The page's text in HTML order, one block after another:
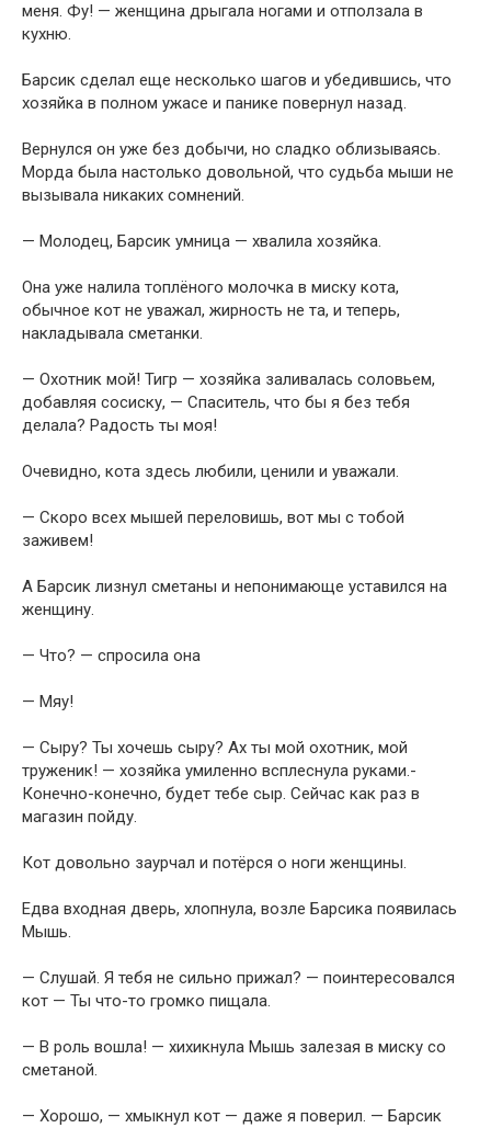
меня. Фу! — женщина дрыгала ногами и отползала в
кухню.
Барсик сделал еще несколько шагов и убедившись, что
хозяйка в полном ужасе и панике повернул назад.
Вернулся он уже без добычи, но сладко облизываясь.
Морда была настолько довольной, что судьба мыши не
вызывала никаких сомнений.
— Молодец, Барсик умница — хвалила хозяйка.
Она уже налила топлёного молочка в миску кота,
обычное кот не уважал, жирность не та, и теперь,
накладывала сметанки.
— Охотник мой! Тигр — хозяйка заливалась соловьем,
добавляя сосиску, — Спаситель, что бы я без тебя
делала? Радость ты моя!
Очевидно, кота здесь любили, ценили и уважали.
— Скоро всех мышей переловишь, вот мы с тобой
заживем!
А Барсик лизнул сметаны и непонимающе уставился на
женщину.
— Что? — спросила она
— Мяу!
— Сыру? Ты хочешь сыру? Ах ты мой охотник, мой
труженик! — хозяйка умиленно всплеснула руками.-
Конечно-конечно, будет тебе сыр. Сейчас как раз в
магазин пойду.
Кот довольно заурчал и потёрся о ноги женщины.
Едва входная дверь, хлопнула, возле Барсика появилась
Мышь.
— Слушай. Я тебя не сильно прижал? — поинтересовался
кот — Ты что-то громко пищала.
— В роль вошла! — хихикнула Мышь залезая в миску со
сметаной.
— Хорошо, — хмыкнул кот — даже я поверил. — Барсик